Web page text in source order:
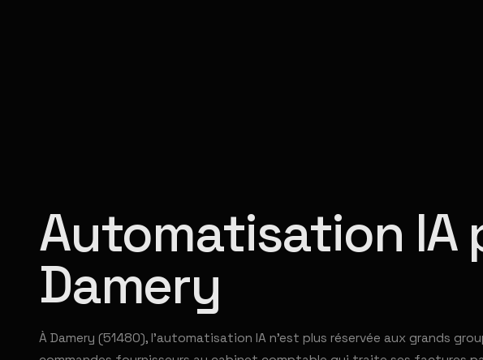
Automatisation IA
Damery
À Damery (51480), l'automatisation IA n'est plus réservée aux grands